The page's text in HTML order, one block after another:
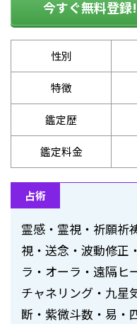
今すぐ無料登録
性別
特徴
鑑定歴
鑑定料金
占術
霊感・霊視・祈願祈
視・送念・波動修正
ラ・オーラ・遠隔ヒ
チャネリング・九星
断・紫微斗数・易・